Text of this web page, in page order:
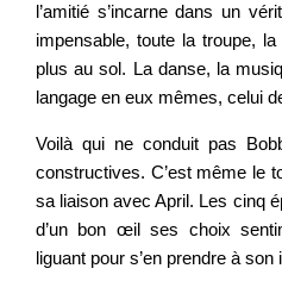
l’amitié s’incarne dans un
impensable, toute la troupe,
plus au sol. La danse, la
langage en eux mêmes, celui
Voilà qui ne conduit pas
constructives. C’est même le
sa liaison avec April. Les cinq
d’un bon œil ses choix
liguant pour s’en prendre à son